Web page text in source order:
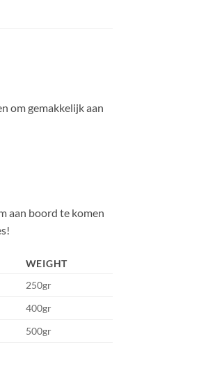
om gemakkelijk aan
aan boord te komen
WEIGHT
250gr
400gr
500gr